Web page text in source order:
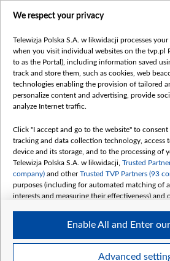
Правила использования
Безопасность
Youtube
Белсат news
Белсат Life
Belsat English
Biełsat PL
Белсат Now
Белсат Shorts
Белсат History
Белсат Music
Белсат Doc
We respect your privacy
Telewizja Polska S.A. w likwidacji processes
when you visit individual websites on the tvp.pl
to as the Portal), including information saved
track and store them, such as cookies, web
technologies enabling the provision of tailored
personalize content and advertising, provide
analyze Internet traffic.
Click "I accept and go to the website" to
tracking and data collection technology, access
device and its storage, and to the processing of
Telewizja Polska S.A. w likwidacji, Trusted
company) and otherTrusted TVP Partners (93
purposes (including for automated matching of
interests and measuring their effectiveness) and
The purposes of processing your data by TVP
follows:
Advanced
Enable All and Enter